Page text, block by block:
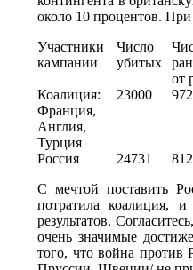
около 10 процентов.
Участники
кампании
Число
убитых
от
Коалиция:
Франция,
Англия,
Турция
23000
Россия 24731
С мечтой поставить
потратила коалиция,
результатов.
очень значимые
того, что война